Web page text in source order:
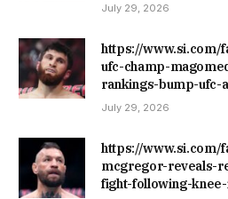
July 29, 2026
https://www.si.com/
ufc-champ-
rankings-bump-ufc-
July 29, 2026
https://www.si.com/
mcgregor-reveals-
fight-following-